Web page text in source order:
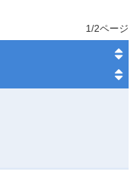
1/2ページ